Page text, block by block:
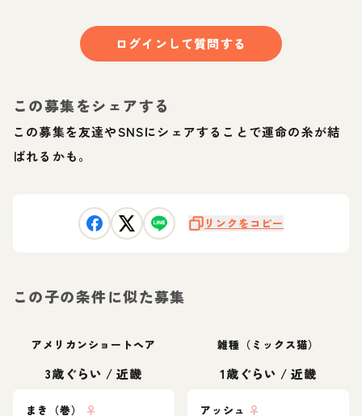
ログインして質問する
この募集をシェアする
この募集を友達やSNSにシェアすることで運命の糸が結
ばれるかも。
リンクをコピー
この子の条件に似た募集
アメリカンショートヘア
3歳ぐらい /近畿
まき（巻） ♀
雑種（ミックス猫）
1歳ぐらい /近畿
アッシュ ♀